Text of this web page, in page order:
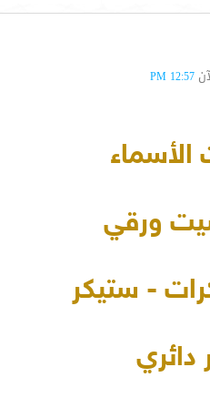
12:57 PM
ورقي
- ستيكر
دائري